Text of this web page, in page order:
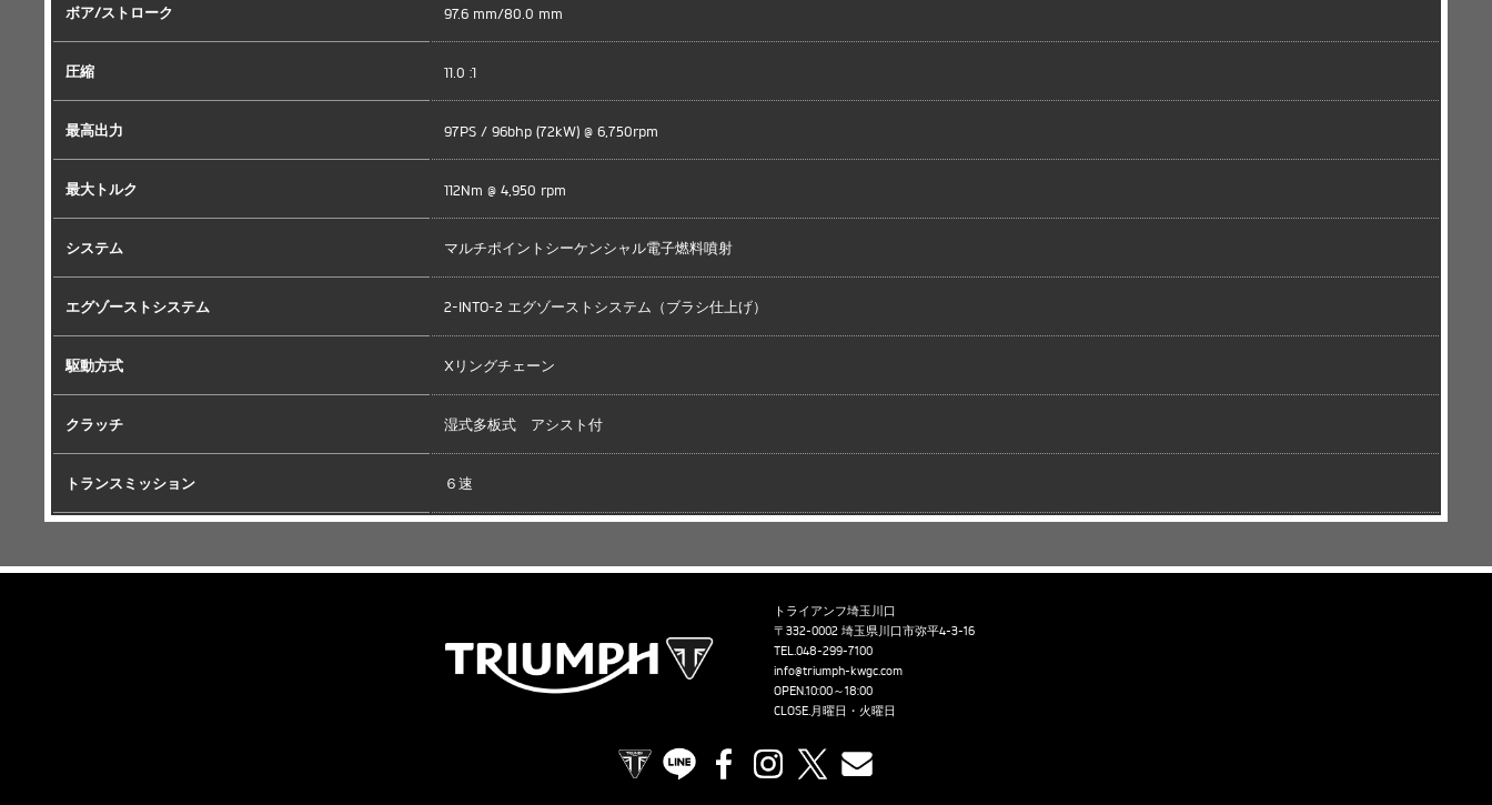
ボア/ストローク 97.6 mm/80.0 mm
圧縮 11.0 :1
最高出力 97PS / 96bhp (72kW) @ 6,750rpm
最大トルク 112Nm @ 4,950 rpm
システム マルチポイントシーケンシャル電子燃料噴射
エグゾーストシステム 2-INTO-2 エグゾーストシステム（ブラシ仕上げ）
駆動方式 Xリングチェーン
クラッチ 湿式多板式 アシスト付
トランスミッション ６速
トライアンフ埼玉川口
〒332-0002 埼玉県川口市弥平4-3-16
TEL.048-299-7100
info@triumph-kwgc.com
OPEN.10:00～18:00
CLOSE.月曜日・火曜日
TRIUMPH OFFICIAL SITE
LINE FacebookInstagram